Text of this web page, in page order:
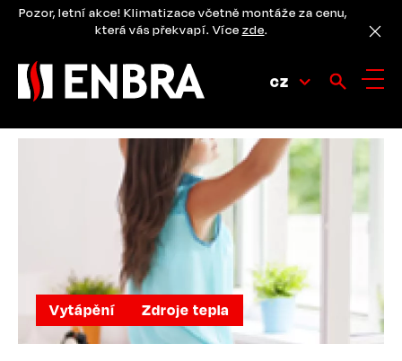
PřejítPozor, letní akce! Klimatizace včetně montáže za cenu,
která vás překvapí. Více zde.
CZ
Vytápění Zdroje tepla